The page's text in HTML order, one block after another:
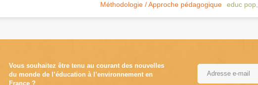
Méthodologie / Approche pédagogique educ pop,
Vous souhaitez être tenu au courant des nouvelles
du monde de l’éducation à l’environnement en
France ?